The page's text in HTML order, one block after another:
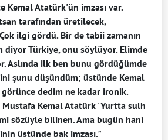
Kemal Atatürk'ün imzası var.
tarafından üretilecek,
ilgi gördü. Bir de tabii zamanın
diyor Türkiye, onu söylüyor. Elimde
Aslında ilk ben bunu gördüğümde
şunu düşündüm; üstünde Kemal
görünce dedim ne kadar ironik.
Kemal Atatürk 'Yurtta sulh
sözüyle bilinen. Ama bugün hani
üstünde bak imzası.”